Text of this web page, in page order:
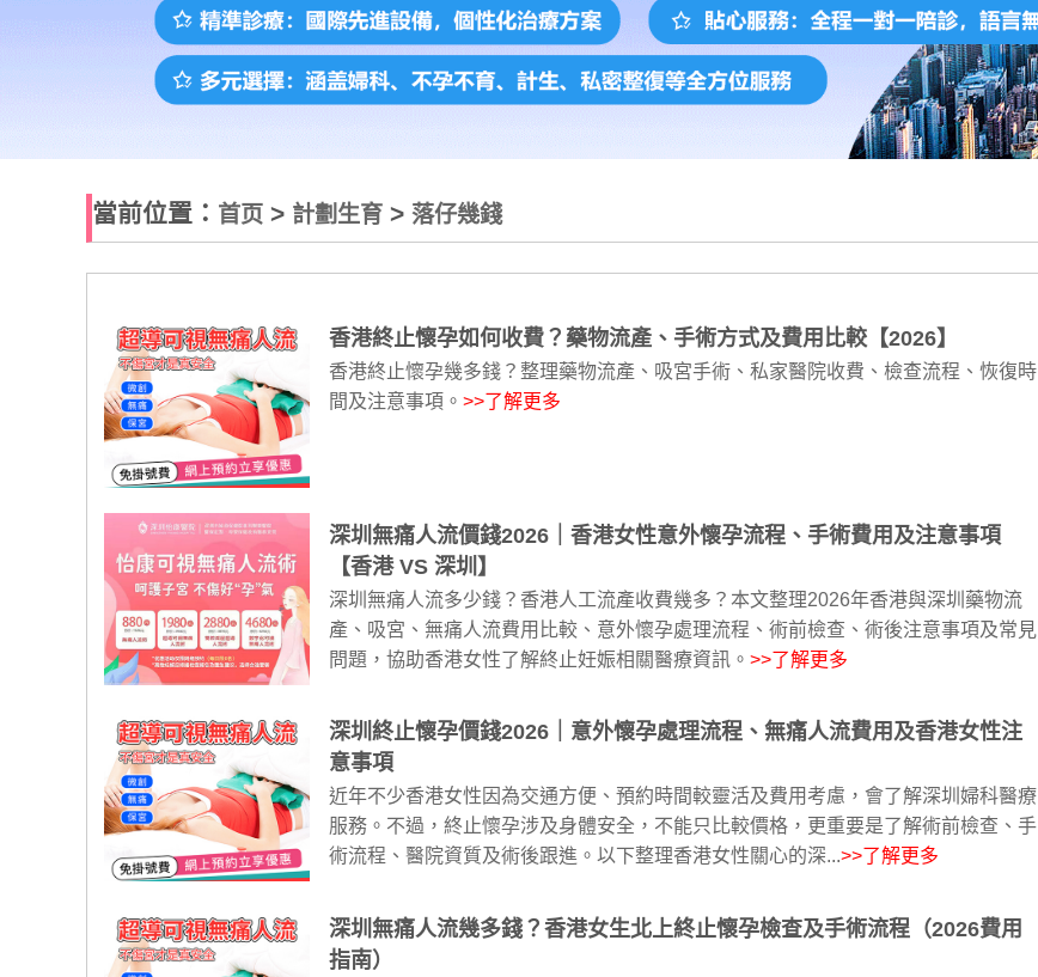
當前位置： 首页 > 計劃生育 > 落仔幾錢
香港終止懷孕如何收費？藥物流產、手術方式及費用比較【2026】
香港終止懷孕幾多錢？整理藥物流產、吸宮手術、私家醫院收費、檢查流程、恢復時
間及注意事項。>>了解更多
深圳無痛人流價錢2026｜香港女性意外懷孕流程、手術費用及注意事項
【香港 VS 深圳】
深圳無痛人流多少錢？香港人工流產收費幾多？本文整理2026年香港與深圳藥物流
產、吸宮、無痛人流費用比較、意外懷孕處理流程、術前檢查、術後注意事項及常見
問題，協助香港女性了解終止妊娠相關醫療資訊。>>了解更多
深圳終止懷孕價錢2026｜意外懷孕處理流程、無痛人流費用及香港女性注
意事項
近年不少香港女性因為交通方便、預約時間較靈活及費用考慮，會了解深圳婦科醫療
服務。不過，終止懷孕涉及身體安全，不能只比較價格，更重要是了解術前檢查、手
術流程、醫院資質及術後跟進。以下整理香港女性關心的深...>>了解更多
深圳無痛人流幾多錢？香港女生北上終止懷孕檢查及手術流程（2026費用
指南）